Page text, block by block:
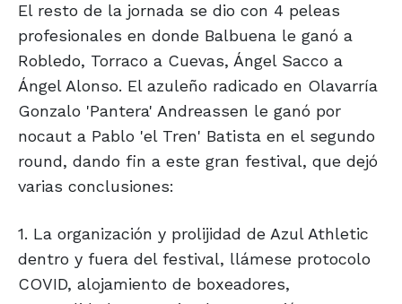
El resto de la jornada se dio con 4 peleas
profesionales en donde Balbuena le ganó a
Robledo, Torraco a Cuevas, Ángel Sacco a
Ángel Alonso. El azuleño radicado en Olavarría
Gonzalo 'Pantera' Andreassen le ganó por
nocaut a Pablo 'el Tren' Batista en el segundo
round, dando fin a este gran festival, que dejó
varias conclusiones:
1. La organización y prolijidad de Azul Athletic
dentro y fuera del festival, llámese protocolo
COVID, alojamiento de boxeadores,